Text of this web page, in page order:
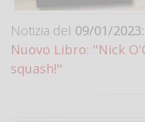
Notizia del 09/01/2023:
Nuovo Libro: "Nick
squash!"